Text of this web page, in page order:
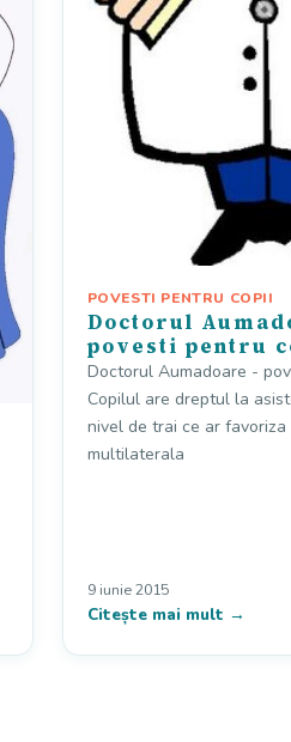
POVESTI PENTRU COPII
Doctorul
povesti pentru
Doctorul Aumadoare -
Copilul are dreptul la
nivel de trai ce ar
multilaterala
9 iunie 2015
Citește mai mult →